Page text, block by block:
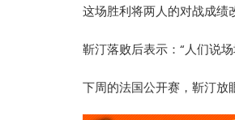
这场胜利将两人的对战成绩
靳汀落败后表示：“人们说
下周的法国公开赛，靳汀放